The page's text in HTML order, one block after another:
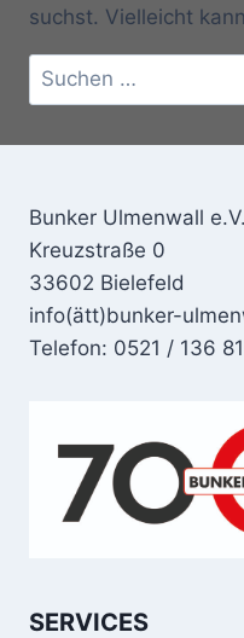
suchst. Vielleicht
Suchen
nach:
Bunker Ulmenwall e.V.
Kreuzstraße 0
33602 Bielefeld
info(ätt)bunker-
Telefon: 0521 / 136
SERVICES